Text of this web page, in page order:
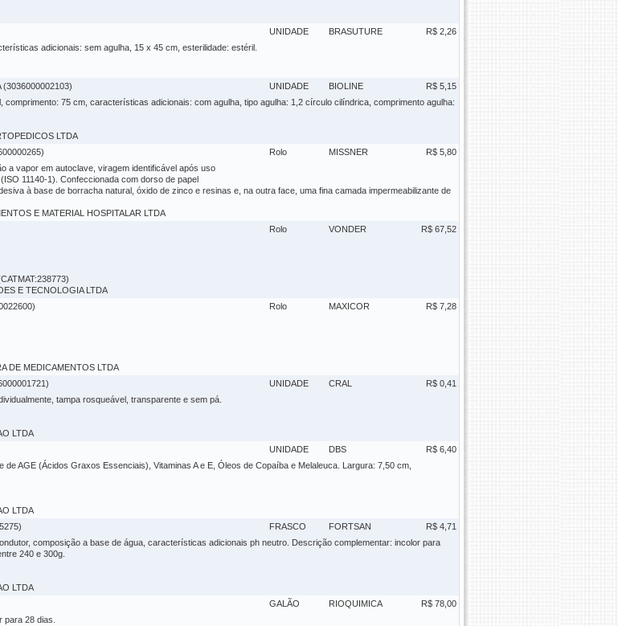
UNIDADE BRASUTURE
R$ 2,26
adicionais: sem agulha, 15 x 45 cm, esterilidade: estéril.
(3036000002103) UNIDADE BIOLINE
R$ 5,15
comprimento: 75 cm, características adicionais: com agulha, tipo agulha: 1,2 círculo cilíndrica, comprimento agulha:
LTDA
Rolo MISSNER
R$ 5,80
a vapor em autoclave, viragem identificável após uso
11140-1). Confeccionada com dorso de papel
à base de borracha natural, óxido de zinco e resinas e, na outra face, uma fina camada impermeabilizante de
E MATERIAL HOSPITALAR LTDA
Rolo VONDER
R$ 67,52
E TECNOLOGIA LTDA
Rolo MAXICOR
R$ 7,28
DE MEDICAMENTOS LTDA
UNIDADE CRAL
R$ 0,41
tampa rosqueável, transparente e sem pá.
LTDA
UNIDADE DBS
R$ 6,40
AGE (Ácidos Graxos Essenciais), Vitaminas A e E, Óleos de Copaíba e Melaleuca. Largura: 7,50 cm,
LTDA
FRASCO FORTSAN
R$ 4,71
composição a base de água, características adicionais ph neutro. Descrição complementar: incolor para
240 e 300g.
LTDA
GALÃO RIOQUIMICA
R$ 78,00
28 dias.